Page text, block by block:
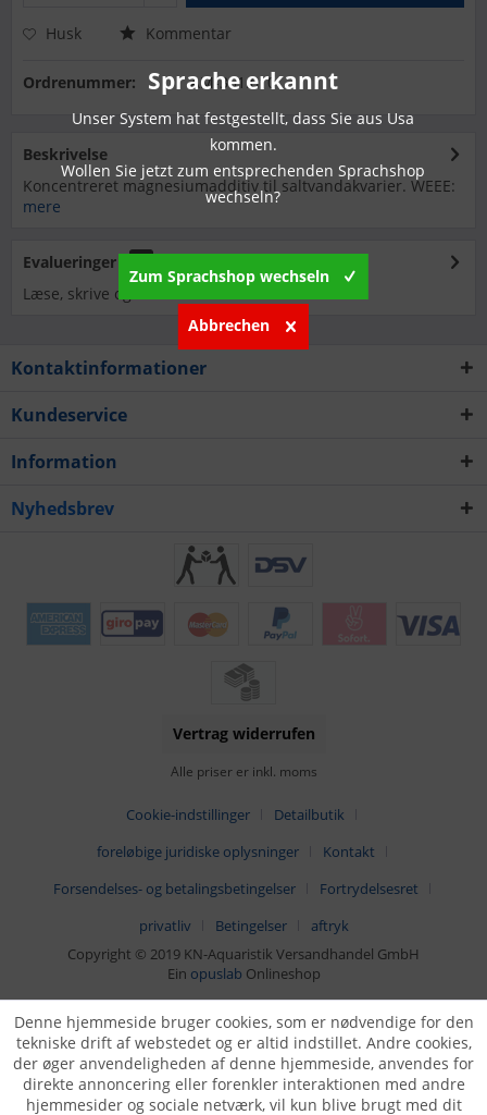
Husk Kommentar
Ordrenummer: AM-351.610
Beskrivelse
Koncentreret magnesiumadditiv til saltvandakvarier. WEEE:
mere
Evalueringer
Læse, skrive og diskutere anmeldelser...
Kontaktinformationer
Kundeservice
Information
Nyhedsbrev
Vertrag widerrufen
Alle priser er inkl. moms
Cookie-indstillinger
Detailbutik
foreløbige juridiske oplysninger
Kontakt
Forsendelses- og betalingsbetingelser
Fortrydelsesret
privatliv
Betingelser
aftryk
Copyright © 2019 KN-Aquaristik Versandhandel GmbH
Ein opuslab Onlineshop
Denne hjemmeside bruger cookies, som er nødvendige for den
tekniske drift af webstedet og er altid indstillet. Andre cookies,
der øger anvendeligheden af denne hjemmeside, anvendes for
direkte annoncering eller forenkler interaktionen med andre
hjemmesider og sociale netværk, vil kun blive brugt med dit
Sprache erkannt
Unser System hat festgestellt, dass Sie aus Usa
kommen.
Wollen Sie jetzt zum entsprechenden Sprachshop
wechseln?
Zum Sprachshop wechseln
Abbrechen